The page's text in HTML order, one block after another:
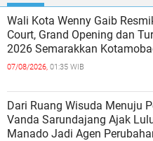
Wali Kota Wenny Gaib
Court, Grand Opening dan
2026 Semarakkan
07/08/2026, 01:35 WIB
Dari Ruang Wisuda Menuju
Vanda Sarundajang Ajak
Manado Jadi Agen